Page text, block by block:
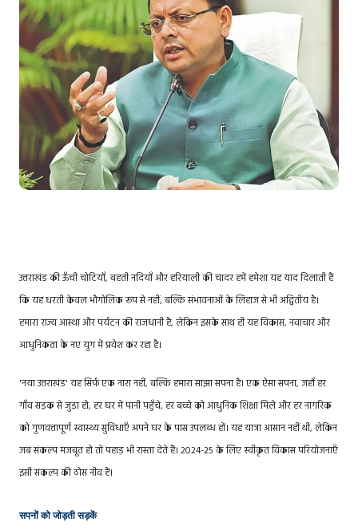
उत्तराखंड की ऊँची चोटियाँ, बहती नदियाँ और हरियाली की चादर हमें हमेशा यह याद दिलाती हैं
कि यह धरती केवल भौगोलिक रूप से नहीं, बल्कि संभावनाओं के लिहाज से भी अद्वितीय है।
हमारा राज्य आस्था और पर्यटन की राजधानी है, लेकिन इसके साथ ही यह विकास, नवाचार और
आधुनिकता के नए युग में प्रवेश कर रहा है।
'नया उत्तराखंड' यह सिर्फ़ एक नारा नहीं, बल्कि हमारा साझा सपना है। एक ऐसा सपना, जहाँ हर
गाँव सड़क से जुड़ा हो, हर घर में पानी पहुँचे, हर बच्चे को आधुनिक शिक्षा मिले और हर नागरिक
को गुणवत्तापूर्ण स्वास्थ्य सुविधाएँ अपने घर के पास उपलब्ध हों। यह यात्रा आसान नहीं थी, लेकिन
जब संकल्प मजबूत हो तो पहाड़ भी रास्ता देते हैं। 2024-25 के लिए स्वीकृत विकास परियोजनाएँ
इसी संकल्प की ठोस नींव हैं।
सपनों को जोड़ती सड़कें